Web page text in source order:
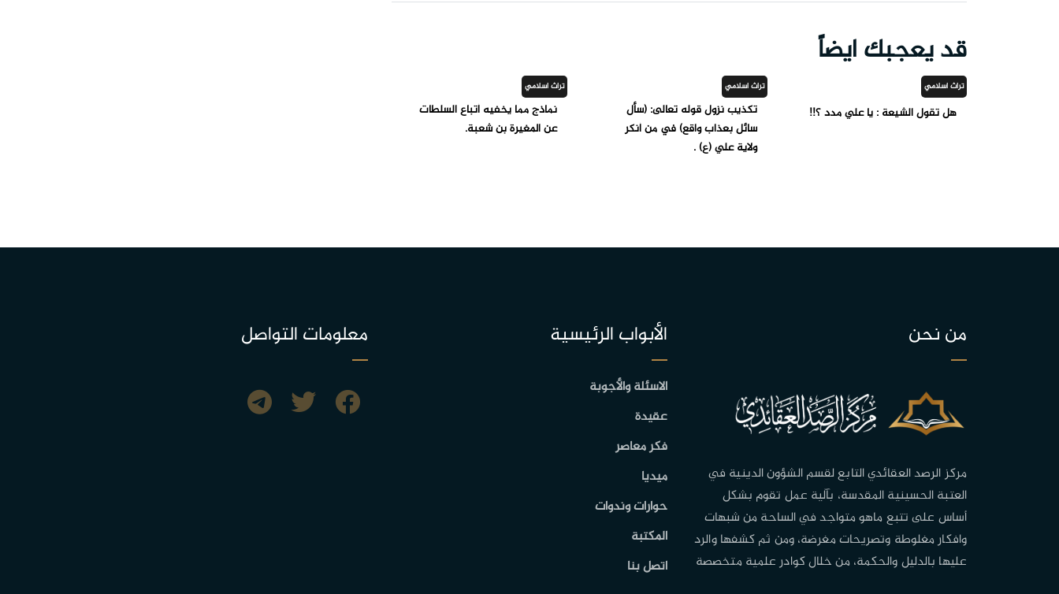
قد يعجبك ايضاً
تراث اسلامي
هل تقول الشيعة : يا علي مدد ؟!!
تراث اسلامي
تكذيب نزول قوله تعالى: (سأل
سائل بعذاب واقع) في من أنكر
ولاية علي (ع) .
تراث اسلامي
نماذج مما يخفيه أتباع السلطات
عن المغيرة بن شعبة.
من نحن
مركز الرصد العقائدي التابع لقسم الشؤون الدينية في
العتبة الحسينية المقدسة، بآلية عمل تقوم بشكل
أساس على تتبع ماهو متواجد في الساحة من شبهات
وافكار مغلوطة وتصريحات مغرضة، ومن ثم كشفها والرد
عليها بالدليل والحكمة، من خلال كوادر علمية متخصصة
الأبواب الرئيسية
الاسئلة والأجوبة
عقيدة
فكر معاصر
ميديا
حوارات وندوات
المكتبة
اتصل بنا
معلومات التواصل